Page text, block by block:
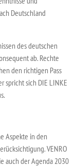
Deutschland
des deutschen
ab. Rechte
den richtigen Pass
spricht sich DIE LINKE
Aspekte in den
VENRO
auch der Agenda 2030